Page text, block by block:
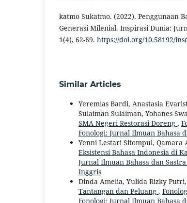
katmo Sukatmo. (2022). Penggunaan
Generasi Milenial. Inspirasi Dunia:
1(4), 62-69. https://doi.org/10.58192/
Similar Articles
Yeremias Bardi, Anastasia
Sulaiman Sulaiman, Yohanes
SMA Negeri Restorasi Doreng ,
Fonologi: Jurnal Ilmuan Bahasa
Yenni Lestari Sitompul, Qamara
Eksistensi Bahasa Indonesia di
Jurnal Ilmuan Bahasa dan
Inggris
Dinda Amelia, Yulida Rizky
Tantangan dan Peluang ,
Fonologi: Jurnal Ilmuan Bahasa